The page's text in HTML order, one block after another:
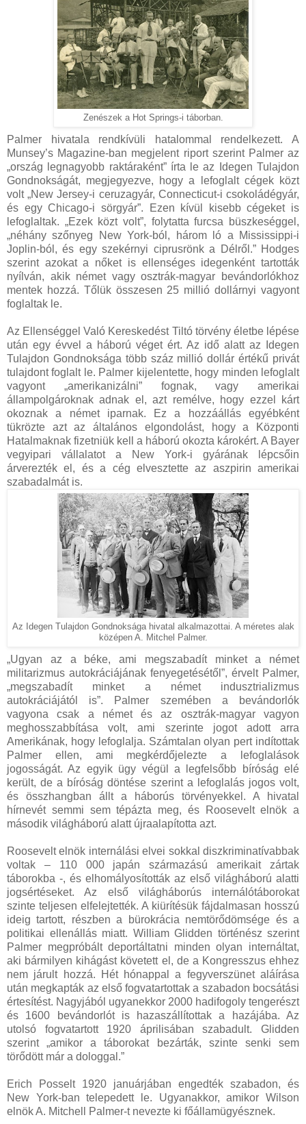
Zenészek a Hot Springs-i táborban.
Palmer hivatala rendkívüli hatalommal rendelkezett. A
Munsey’s Magazine-ban megjelent riport szerint Palmer az
„ország legnagyobb raktáraként” írta le az Idegen Tulajdon
Gondnokságát, megjegyezve, hogy a lefoglalt cégek közt
volt „New Jersey-i ceruzagyár, Connecticut-i csokoládégyár,
és egy Chicago-i sörgyár”. Ezen kívül kisebb cégeket is
lefoglaltak. „Ezek közt volt”, folytatta furcsa büszkeséggel,
„néhány szőnyeg New York-ból, három ló a Mississippi-i
Joplin-ból, és egy szekérnyi ciprusrönk a Délről.” Hodges
szerint azokat a nőket is ellenséges idegenként tartották
nyílván, akik német vagy osztrák-magyar bevándorlókhoz
mentek hozzá. Tőlük összesen 25 millió dollárnyi vagyont
foglaltak le.
Az Ellenséggel Való Kereskedést Tiltó törvény életbe lépése
után egy évvel a háború véget ért. Az idő alatt az Idegen
Tulajdon Gondnoksága több száz millió dollár értékű privát
tulajdont foglalt le. Palmer kijelentette, hogy minden lefoglalt
vagyont „amerikanizálni” fognak, vagy amerikai
állampolgároknak adnak el, azt remélve, hogy ezzel kárt
okoznak a német iparnak. Ez a hozzáállás egyébként
tükrözte azt az általános elgondolást, hogy a Központi
Hatalmaknak fizetniük kell a háború okozta károkért. A Bayer
vegyipari vállalatot a New York-i gyárának lépcsőin
árverezték el, és a cég elvesztette az aszpirin amerikai
szabadalmát is.
Az Idegen Tulajdon Gondnoksága hivatal alkalmazottai. A méretes alak
középen A. Mitchel Palmer.
„Ugyan az a béke, ami megszabadít minket a német
militarizmus autokráciájának fenyegetésétől”, érvelt Palmer,
„megszabadít minket a német indusztrializmus
autokráciájától is”. Palmer szemében a bevándorlók
vagyona csak a német és az osztrák-magyar vagyon
meghosszabbítása volt, ami szerinte jogot adott arra
Amerikának, hogy lefoglalja. Számtalan olyan pert indítottak
Palmer ellen, ami megkérdőjelezte a lefoglalások
jogosságát. Az egyik ügy végül a legfelsőbb bíróság elé
került, de a bíróság döntése szerint a lefoglalás jogos volt,
és összhangban állt a háborús törvényekkel. A hivatal
hírnevét semmi sem tépázta meg, és Roosevelt elnök a
második világháború alatt újraalapította azt.
Roosevelt elnök internálási elvei sokkal diszkriminatívabbak
voltak – 110 000 japán származású amerikait zártak
táborokba -, és elhomályosították az első világháború alatti
jogsértéseket. Az első világháborús internálótáborokat
szinte teljesen elfelejtették. A kiürítésük fájdalmasan hosszú
ideig tartott, részben a bürokrácia nemtörődömsége és a
politikai ellenállás miatt. William Glidden történész szerint
Palmer megpróbált deportáltatni minden olyan internáltat,
aki bármilyen kihágást követett el, de a Kongresszus ehhez
nem járult hozzá. Hét hónappal a fegyverszünet aláírása
után megkapták az első fogvatartottak a szabadon bocsátási
értesítést. Nagyjából ugyanekkor 2000 hadifogoly tengerészt
és 1600 bevándorlót is hazaszállítottak a hazájába. Az
utolsó fogvatartott 1920 áprilisában szabadult. Glidden
szerint „amikor a táborokat bezárták, szinte senki sem
törődött már a dologgal.”
Erich Posselt 1920 januárjában engedték szabadon, és
New York-ban telepedett le. Ugyanakkor, amikor Wilson
elnök A. Mitchell Palmer-t nevezte ki főállamügyésznek.